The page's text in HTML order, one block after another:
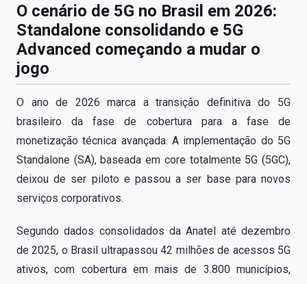
O cenário de 5G no Brasil em 2026:
Standalone consolidando e 5G
Advanced começando a mudar o
jogo
O ano de 2026 marca a transição definitiva do 5G
brasileiro da fase de cobertura para a fase de
monetização técnica avançada. A implementação do 5G
Standalone (SA), baseada em core totalmente 5G (5GC),
deixou de ser piloto e passou a ser base para novos
serviços corporativos.
Segundo dados consolidados da Anatel até dezembro
de 2025, o Brasil ultrapassou 42 milhões de acessos 5G
ativos, com cobertura em mais de 3.800 municípios,